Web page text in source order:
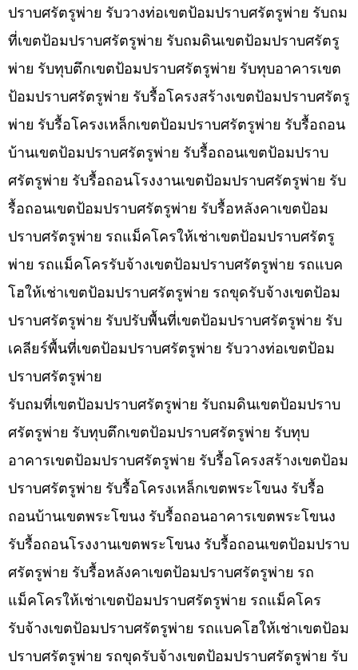
ปราบศรัตรูพ่าย รับวางท่อเขตป้อมปราบศรัตรูพ่าย รับถม
ที่เขตป้อมปราบศรัตรูพ่าย รับถมดินเขตป้อมปราบศรัตรู
พ่าย รับทุบตึกเขตป้อมปราบศรัตรูพ่าย รับทุบอาคารเขต
ป้อมปราบศรัตรูพ่าย รับรื้อโครงสร้างเขตป้อมปราบศรัตรู
พ่าย รับรื้อโครงเหล็กเขตป้อมปราบศรัตรูพ่าย รับรื้อถอน
บ้านเขตป้อมปราบศรัตรูพ่าย รับรื้อถอนเขตป้อมปราบ
ศรัตรูพ่าย รับรื้อถอนโรงงานเขตป้อมปราบศรัตรูพ่าย รับ
รื้อถอนเขตป้อมปราบศรัตรูพ่าย รับรื้อหลังคาเขตป้อม
ปราบศรัตรูพ่าย รถแม็คโครให้เช่าเขตป้อมปราบศรัตรู
พ่าย รถแม็คโครรับจ้างเขตป้อมปราบศรัตรูพ่าย รถแบค
โฮให้เช่าเขตป้อมปราบศรัตรูพ่าย รถขุดรับจ้างเขตป้อม
ปราบศรัตรูพ่าย รับปรับพื้นที่เขตป้อมปราบศรัตรูพ่าย รับ
เคลียร์พื้นที่เขตป้อมปราบศรัตรูพ่าย รับวางท่อเขตป้อม
ปราบศรัตรูพ่าย
รับถมที่เขตป้อมปราบศรัตรูพ่าย รับถมดินเขตป้อมปราบ
ศรัตรูพ่าย รับทุบตึกเขตป้อมปราบศรัตรูพ่าย รับทุบ
อาคารเขตป้อมปราบศรัตรูพ่าย รับรื้อโครงสร้างเขตป้อม
ปราบศรัตรูพ่าย รับรื้อโครงเหล็กเขตพระโขนง รับรื้อ
ถอนบ้านเขตพระโขนง รับรื้อถอนอาคารเขตพระโขนง
รับรื้อถอนโรงงานเขตพระโขนง รับรื้อถอนเขตป้อมปราบ
ศรัตรูพ่าย รับรื้อหลังคาเขตป้อมปราบศรัตรูพ่าย รถ
แม็คโครให้เช่าเขตป้อมปราบศรัตรูพ่าย รถแม็คโคร
รับจ้างเขตป้อมปราบศรัตรูพ่าย รถแบคโฮให้เช่าเขตป้อม
ปราบศรัตรูพ่าย รถขุดรับจ้างเขตป้อมปราบศรัตรูพ่าย รับ